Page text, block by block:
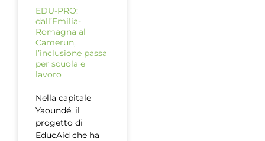
EDU-PRO:
dall’Emilia-
Romagna al
Camerun,
l’inclusione passa
per scuola e
lavoro
Nella capitale
Yaoundé, il
progetto di
EducAid che ha